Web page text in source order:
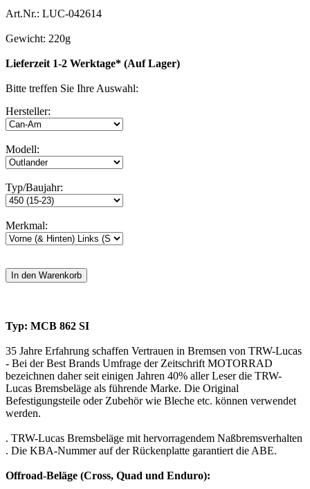
Art.Nr.: LUC-042614
Gewicht: 220g
Lieferzeit 1-2 Werktage* (Auf Lager)
Bitte treffen Sie Ihre Auswahl:
Hersteller:
Modell:
Typ/Baujahr:
Merkmal:
Typ: MCB 862 SI
35 Jahre Erfahrung schaffen Vertrauen in Bremsen von TRW-Lucas
- Bei der Best Brands Umfrage der Zeitschrift MOTORRAD
bezeichnen daher seit einigen Jahren 40% aller Leser die TRW-
Lucas Bremsbeläge als führende Marke. Die Original
Befestigungsteile oder Zubehör wie Bleche etc. können verwendet
werden.
. TRW-Lucas Bremsbeläge mit hervorragendem Naßbremsverhalten
. Die KBA-Nummer auf der Rückenplatte garantiert die ABE.
Offroad-Beläge (Cross, Quad und Enduro):